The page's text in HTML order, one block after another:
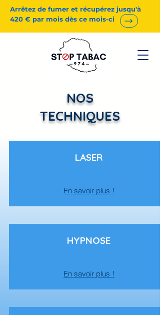
Arrêtez de fumer et récupérez jusqu'à
420 € par mois dès ce mois-ci
NOS
TECHNIQUES
LASER
En savoir plus !
HYPNOSE
En savoir plus !